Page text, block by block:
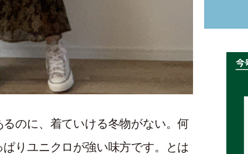
のに、着ていける冬物がない。何
りユニクロが強い味方です。とは